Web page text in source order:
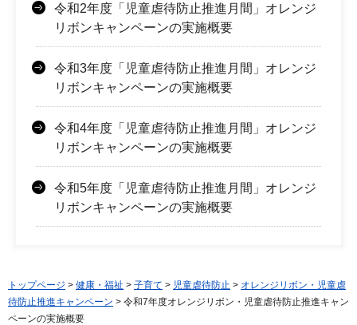
令和2年度「児童虐待防止推進月間」オレンジ
リボンキャンペーンの実施概要
令和3年度「児童虐待防止推進月間」オレンジ
リボンキャンペーンの実施概要
令和4年度「児童虐待防止推進月間」オレンジ
リボンキャンペーンの実施概要
令和5年度「児童虐待防止推進月間」オレンジ
リボンキャンペーンの実施概要
トップページ > 健康・福祉 > 子育て > 児童虐待防止 > オレンジリボン・児童虐
待防止推進キャンペーン > 令和7年度オレンジリボン・児童虐待防止推進キャン
ペーンの実施概要